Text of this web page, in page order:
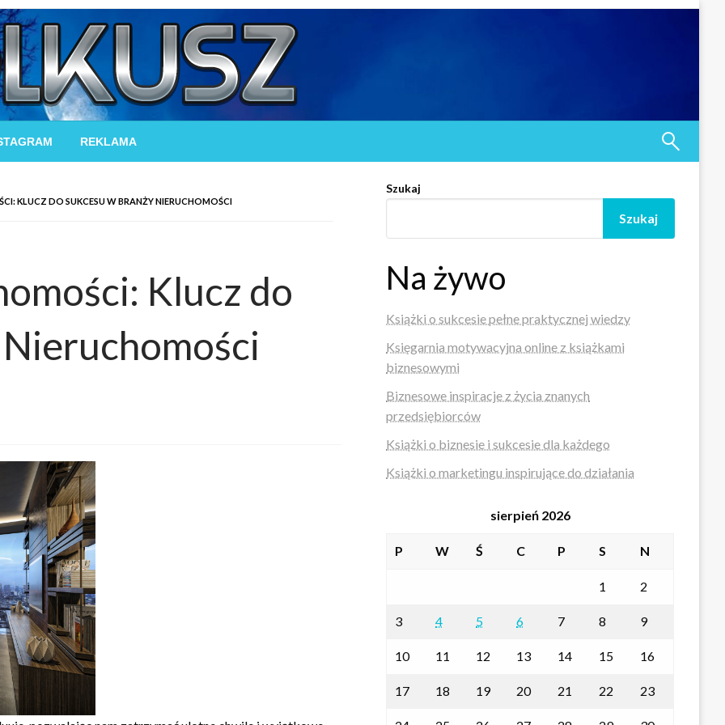
REKLAMA
KLUCZ DO SUKCESU W BRANŻY NIERUCHOMOŚCI
Klucz do
Szukaj
Szukaj
Na żywo
Książki o sukcesie pełne praktycznej wiedzy
Księgarnia motywacyjna online z książkami
biznesowymi
Biznesowe inspiracje z życia znanych
przedsiębiorców
Książki o biznesie i sukcesie dla każdego
Książki o marketingu inspirujące do działania
sierpień 2026
P W Ś C P S N
1 2
3 4 5 6 7 8 9
10 11 12 13 14 15 16
17 18 19 20 21 22 23